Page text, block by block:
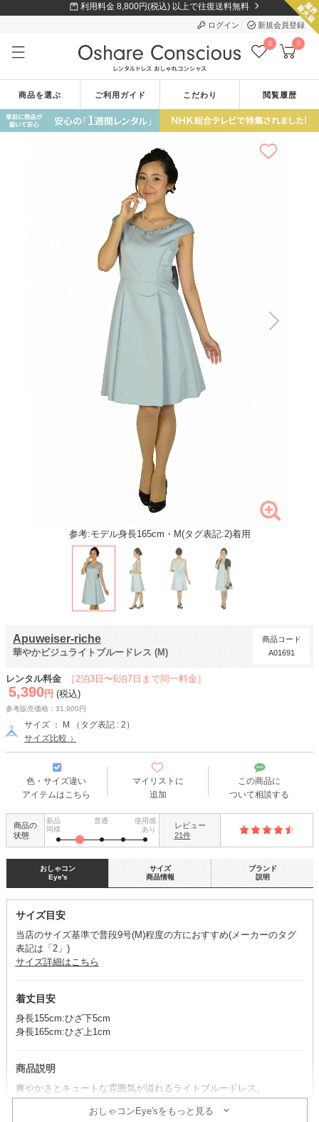
利用料金 8,800円(税込) 以上で往復送料無料
ログイン 新規会員登録
0 0
商品を選ぶ ご利用ガイド こだわり 閲覧履歴
参考:モデル身長165cm・M(タグ表記:2)着用
Apuweiser-riche
華やかビジュライトブルードレス (M)
商品コード
A01691
［2泊3日〜6泊7日まで同一料金］
レンタル料金
5,390 円 (税込)
参考販売価格：31,900円
サイズ ： M （タグ表記 : 2）
サイズ比較
色・サイズ違い
アイテムはこちら
マイリストに
追加
この商品に
ついて相談する
商品の
状態
新品
同様
普通
使用感
あり
レビュー
21件
おしゃコン
Eye's
サイズ目安
当店のサイズ基準で普段9号(M)程度の方におすすめ(メーカーのタグ
表記は「2」)
サイズ詳細はこちら
着丈目安
身長155cm:ひざ下5cm
身長165cm:ひざ上1cm
商品説明
爽やかさとキュートな雰囲気が溢れるライトブルードレス。
ネックラインのビジュとバックスタイルに施されたレースとリボン
で、360度抜かりなくおしゃれを堪能できます。
おしゃコンEye'sをもっと見る
サイズ
商品情報
ブランド
説明